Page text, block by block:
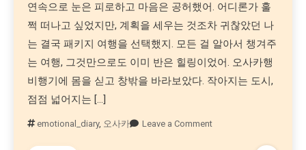
연속으로 눈은 피로하고 마음은 공허했어. 어디론가 훌
쩍 떠나고 싶었지만, 계획을 세우는 것조차 귀찮았던 나
는 결국 패키지 여행을 선택했지. 모든 걸 알아서 챙겨주
는 여행, 그것만으로도 이미 반은 힐링이었어. 오사카행
비행기에 몸을 싣고 창밖을 바라보았다. 작아지는 도시,
점점 넓어지는 […]
emotional_diary, 오사카 Leave a Comment